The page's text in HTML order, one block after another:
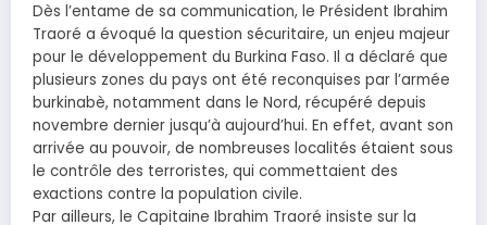
Dès l’entame de sa communication, le Président Ibrahim
Traoré a évoqué la question sécuritaire, un enjeu majeur
pour le développement du Burkina Faso. Il a déclaré que
plusieurs zones du pays ont été reconquises par l’armée
burkinabè, notamment dans le Nord, récupéré depuis
novembre dernier jusqu’à aujourd’hui. En effet, avant son
arrivée au pouvoir, de nombreuses localités étaient sous
le contrôle des terroristes, qui commettaient des
exactions contre la population civile.
Par ailleurs, le Capitaine Ibrahim Traoré insiste sur la